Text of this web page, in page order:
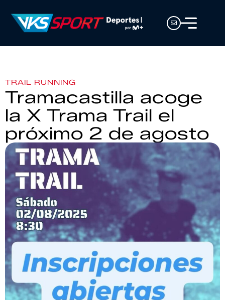
TRAIL RUNNING
Tramacastilla acoge
la X Trama Trail el
próximo 2 de agosto